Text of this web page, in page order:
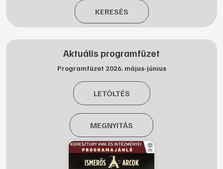
KERESÉS
Aktuális programfüzet
Programfüzet 2026. május-június
LETÖLTÉS
MEGNYITÁS